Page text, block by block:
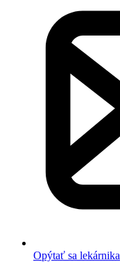
Opýtať sa lekárnika